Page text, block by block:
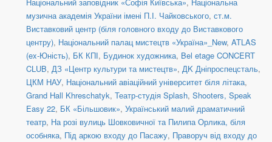
музична академія України імені П.І. Чайковського, ст.м.
Виставковий центр (біля головного входу до Виставкового
центру), Національний палац мистецтв «Україна»_New, ATLAS
(ex-Юність), БК КПІ, Будинок художника, Bel etage CONCERT
CLUB, ДЗ «Центр культури та мистецтв», ДK Дніпроспецсталь,
ЦКМ НАУ, Національний авіаційний університет біля літака,
Grand Hall Khreschatyk, Театр-студія Splash, Shooters, Speak
Easy 22, БК «Більшовик», Український малий драматичний
театр, На розі вулиць Шовковичної та Пилипа Орлика, біля
особняка, Під аркою входу до Пасажу, Праворуч від входу до